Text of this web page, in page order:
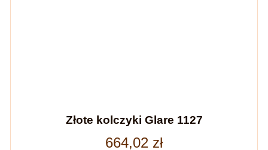
Złote kolczyki Glare 1127
664,02 zł